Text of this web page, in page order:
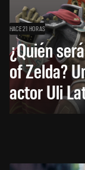
HACE 21 HORAS
¿Quién
of Zelda?
actor Uli